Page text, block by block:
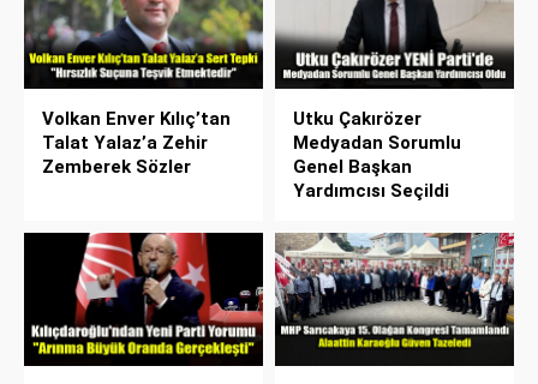
Volkan Enver Kılıç’tan
Talat Yalaz’a Zehir
Zemberek Sözler
Utku Çakırözer
Medyadan Sorumlu
Genel Başkan
Yardımcısı Seçildi